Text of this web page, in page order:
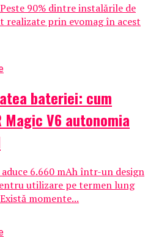
90% dintre instalările de
realizate prin evomag în acest
bateriei: cum
Magic V6 autonomia
6.660 mAh într-un design
utilizare pe termen lung
momente...